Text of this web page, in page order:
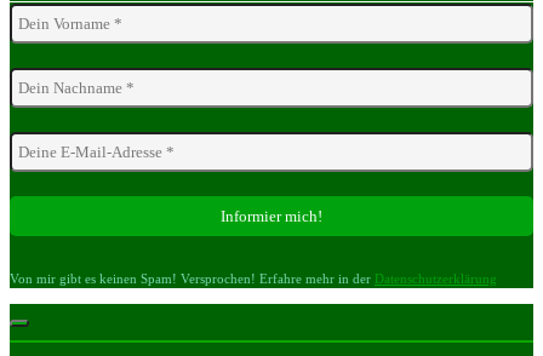
Von mir gibt es keinen Spam! Versprochen! Erfahre mehr in der Datenschutzerklärung